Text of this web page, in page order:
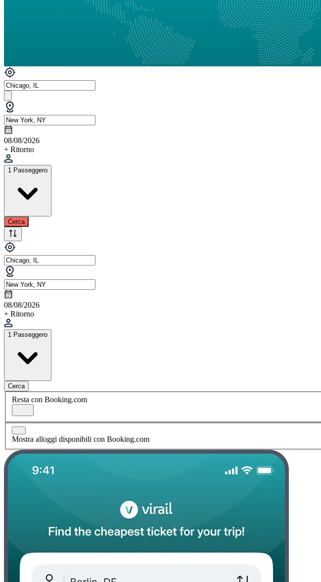
08/08/2026
+ Ritorno
1 Passeggero
Cerca
08/08/2026
+ Ritorno
1 Passeggero
Cerca
Resta con Booking.com
Mostra alloggi disponibili con Booking.com